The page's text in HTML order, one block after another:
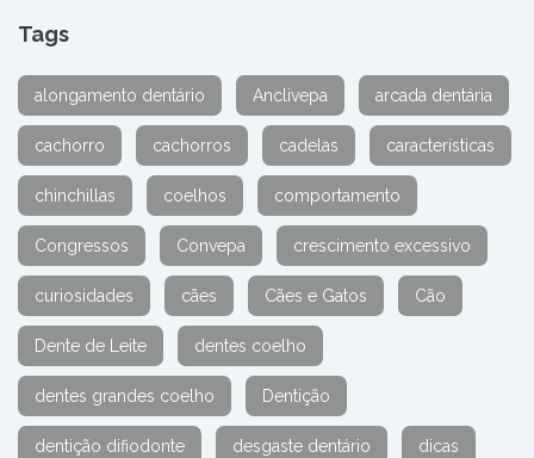
Tags
alongamento dentário Anclivepa arcada dentária
cachorro cachorros cadelas características
chinchillas coelhos comportamento
Congressos Convepa crescimento excessivo
curiosidades cães Cães e Gatos Cão
Dente de Leite dentes coelho
dentes grandes coelho Dentição
dentição difiodonte desgaste dentário dicas